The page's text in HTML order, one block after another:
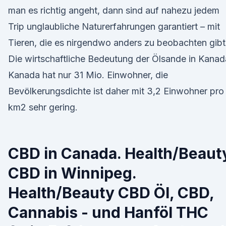
man es richtig angeht, dann sind auf nahezu jedem
Trip unglaubliche Naturerfahrungen garantiert – mit
Tieren, die es nirgendwo anders zu beobachten
Die wirtschaftliche Bedeutung der Ölsande in
Kanada hat nur 31 Mio. Einwohner, die
Bevölkerungsdichte ist daher mit 3,2 Einwohner pro
km2 sehr gering.
CBD in Canada. Health/
CBD in Winnipeg.
Health/Beauty CBD Öl, CBD,
Cannabis - und Hanföl THC